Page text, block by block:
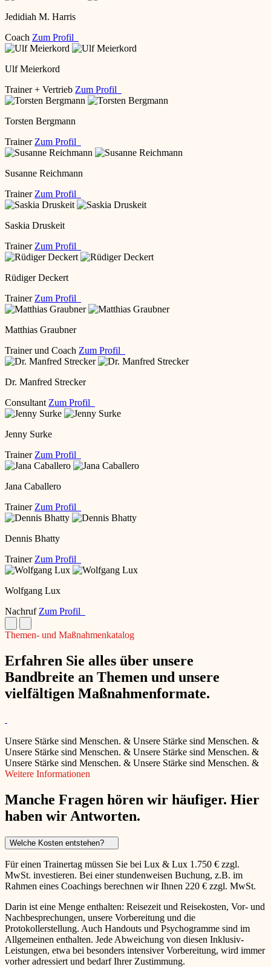
Jedidiah M. Harris
Coach Zum Profil
Ulf Meierkord
Trainer + Vertrieb Zum Profil
Torsten Bergmann
Trainer Zum Profil
Susanne Reichmann
Trainer Zum Profil
Saskia Druskeit
Trainer Zum Profil
Rüdiger Deckert
Trainer Zum Profil
Matthias Graubner
Trainer und Coach Zum Profil
Dr. Manfred Strecker
Consultant Zum Profil
Jenny Surke
Trainer Zum Profil
Jana Caballero
Trainer Zum Profil
Dennis Bhatty
Trainer Zum Profil
Wolfgang Lux
Nachruf Zum Profil
Themen- und Maßnahmenkatalog
Erfahren Sie alles über unsere
Bandbreite an Themen und unsere
vielfältigen Maßnahmenformate.
Unsere Stärke sind Menschen. & Unsere Stärke sind Menschen. &
Unsere Stärke sind Menschen. & Unsere Stärke sind Menschen. &
Unsere Stärke sind Menschen. & Unsere Stärke sind Menschen. &
Weitere Informationen
Manche Fragen hören wir häufiger. Hier
haben wir Antworten.
Welche Kosten entstehen?
Für einen Trainertag müssen Sie bei Lux & Lux 1.750 € zzgl.
MwSt. investieren. Bei einer stundenweisen Buchung, z.B. im
Rahmen eines Coachings berechnen wir Ihnen 220 € zzgl. MwSt.
Darin ist eine Menge enthalten: Reisezeit und Reisekosten, Vor- und
Nachbesprechungen, unsere Vorbereitung und die
Protokollerstellung. Auch Handouts und Psychogramme sind im
Allgemeinen enthalten. Jede Abweichung von diesen Inklusiv-
Leistungen, etwa bei besonders intensiver Vorbereitung, wird immer
vorher adressiert und bedarf Ihrer Zustimmung.